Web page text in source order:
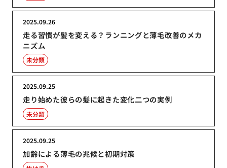
走る習慣が髪を変える？ランニングと薄毛改善のメカ
ニズム
2025.09.26
未分類
走り始めた彼らの髪に起きた変化二つの実例
2025.09.25
未分類
加齢による薄毛の兆候と初期対策
2025.09.25